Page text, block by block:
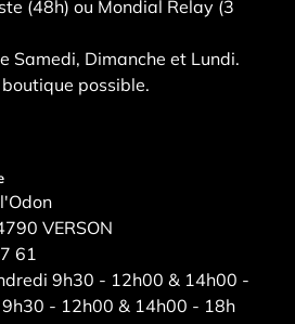
(48h) ou Mondial Relay (3
Samedi, Dimanche et Lundi.
possible.
VERSON
61
9h30 - 12h00 & 14h00 -
- 12h00 & 14h00 - 18h